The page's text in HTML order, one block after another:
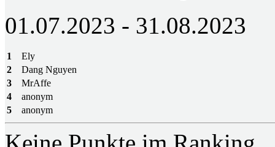
01.07.2023 - 31.08.2023
1
Ely
2
Dang Nguyen
3
MrAffe
4
anonym
5
anonym